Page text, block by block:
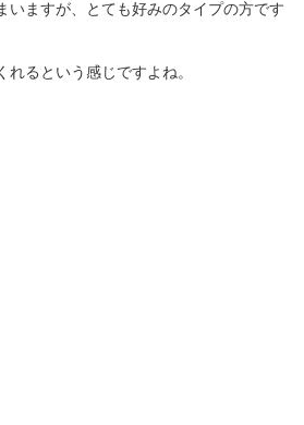
いますが、とても好みのタイプの方です
れるという感じですよね。